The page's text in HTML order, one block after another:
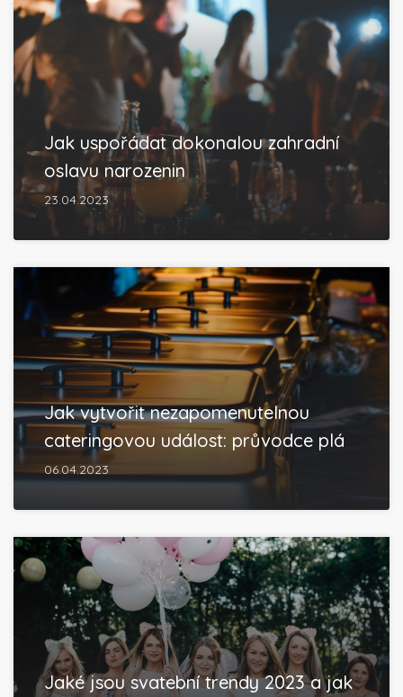
Jak uspořádat dokonalou zahradní
oslavu narozenin
23.04.2023
Jak vytvořit nezapomenutelnou
cateringovou událost: průvodce plá
06.04.2023
Jaké jsou svatební trendy 2023 a jak